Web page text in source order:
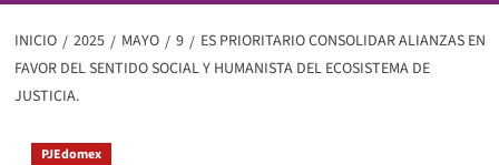
INICIO 2025 MAYO 9
ES PRIORITARIO CONSOLIDAR ALIANZAS EN
FAVOR DEL SENTIDO SOCIAL Y HUMANISTA DEL ECOSISTEMA DE
JUSTICIA.
PJEdomex